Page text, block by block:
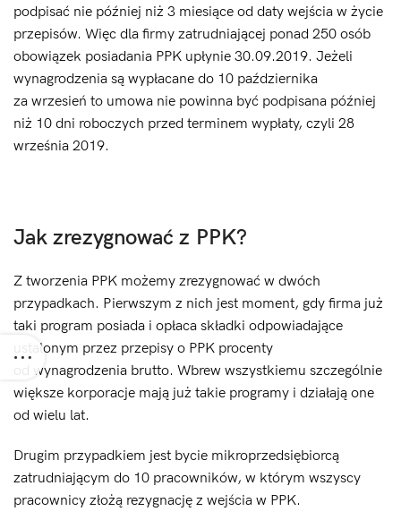
podpisać nie później niż 3 miesiące od daty wejścia w życie
przepisów. Więc dla firmy zatrudniającej ponad 250 osób
obowiązek posiadania PPK upłynie 30.09.2019. Jeżeli
wynagrodzenia są wypłacane do 10 października
za wrzesień to umowa nie powinna być podpisana później
niż 10 dni roboczych przed terminem wypłaty, czyli 28
września 2019.
Jak zrezygnować z PPK?
Z tworzenia PPK możemy zrezygnować w dwóch
przypadkach. Pierwszym z nich jest moment, gdy firma już
taki program posiada i opłaca składki odpowiadające
ustalonym przez przepisy o PPK procenty
od wynagrodzenia brutto. Wbrew wszystkiemu szczególnie
większe korporacje mają już takie programy i działają one
od wielu lat.
Drugim przypadkiem jest bycie mikroprzedsiębiorcą
zatrudniającym do 10 pracowników, w którym wszyscy
pracownicy złożą rezygnację z wejścia w PPK.